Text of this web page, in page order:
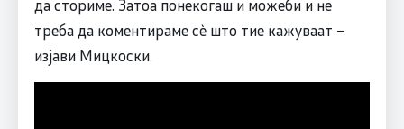
да сториме. Затоа понекогаш и можеби и не
треба да коментираме сѐ што тие кажуваат –
изјави Мицкоски.